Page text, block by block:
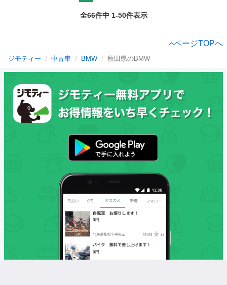
全66件中 1-50件表示
ページTOPへ
ジモティー 中古車 BMW 秋田県のBMW